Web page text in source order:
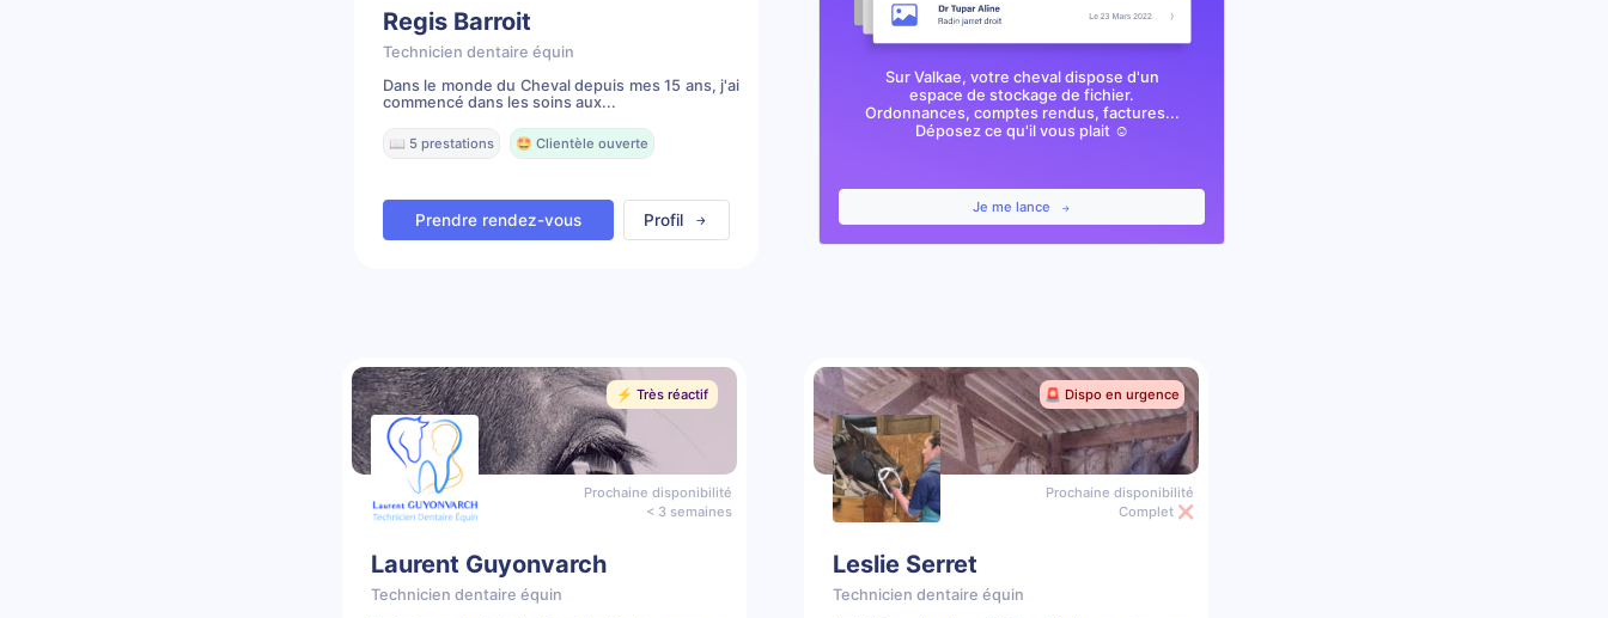
Regis Barroit
Technicien dentaire équin
Dans le monde du Cheval depuis mes 15 ans, j'ai
commencé dans les soins aux...
📖 5 prestations 🤩 Clientèle ouverte
Prendre rendez-vous Profil
Sur Valkae, votre cheval dispose d'un
espace de stockage de fichier.
Ordonnances, comptes rendus, factures...
Déposez ce qu'il vous plait ☺️
Je me lance
⚡️ Très réactif
Prochaine disponibilité
< 3 semaines
Laurent Guyonvarch
Technicien dentaire équin
🚨 Dispo en urgence
Prochaine disponibilité
Complet ❌
Leslie Serret
Technicien dentaire équin